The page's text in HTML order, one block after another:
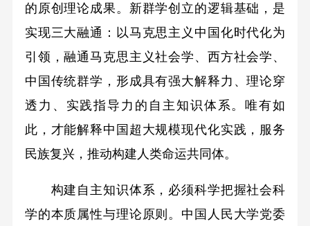
的原创理论成果。新群学创立的逻辑基础，是
实现三大融通：以马克思主义中国化时代化为
引领，融通马克思主义社会学、西方社会学、
中国传统群学，形成具有强大解释力、理论穿
透力、实践指导力的自主知识体系。唯有如
此，才能解释中国超大规模现代化实践，服务
民族复兴，推动构建人类命运共同体。
构建自主知识体系，必须科学把握社会科
学的本质属性与理论原则。中国人民大学党委